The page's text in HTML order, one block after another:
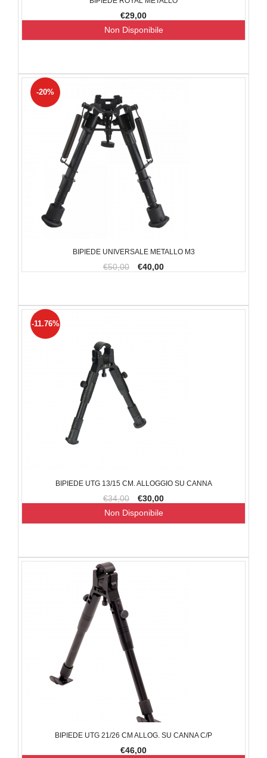
€29,00
Non Disponibile
BIPIEDE UNIVERSALE METALLO M3
€50,00 €40,00
-20%
BIPIEDE UTG 13/15 CM. ALLOGGIO SU CANNA
€34,00 €30,00
-11.76%
Non Disponibile
BIPIEDE UTG 21/26 CM ALLOG. SU CANNA C/P
€46,00